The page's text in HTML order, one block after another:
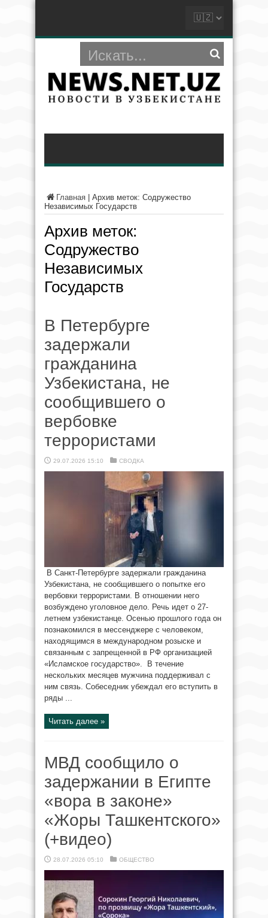
Главная
Архив меток: Содружество
Независимых Государств
Архив меток:
Содружество
Независимых
Государств
В Петербурге
задержали
гражданина
Узбекистана, не
сообщившего о
вербовке
террористами
29.07.2026 15:10 СВОДКА
В Санкт-Петербурге задержали гражданина
Узбекистана, не сообщившего о попытке его
вербовки террористами. В отношении него
возбуждено уголовное дело. Речь идет о 27-
летнем узбекистанце. Осенью прошлого года он
познакомился в мессенджере с человеком,
находящимся в международном розыске и
связанным с запрещенной в РФ организацией
«Исламское государство». В течение
нескольких месяцев мужчина поддерживал с
ним связь. Собеседник убеждал его вступить в
ряды ...
Читать далее »
МВД сообщило о
задержании в Египте
«вора в законе»
«Жоры Ташкентского»
(+видео)
28.07.2026 05:10 ОБЩЕСТВО